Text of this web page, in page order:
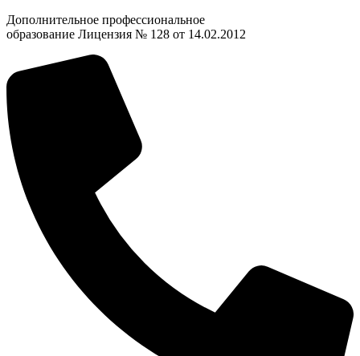
Дополнительное профессиональное
образование Лицензия № 128 от 14.02.2012